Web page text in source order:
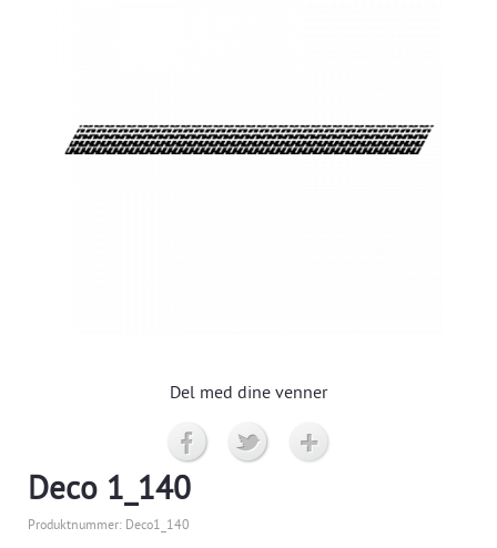
Kontakt
Del med dine venner
Deco 1_140
Produktnummer: Deco1_140